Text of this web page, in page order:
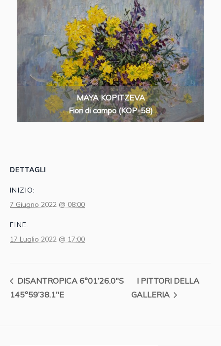
MAYA KOPITZEVA
Fiori di campo (KOP-58)
DETTAGLI
INIZIO:
7 Giugno 2022 @ 08:00
FINE:
17 Luglio 2022 @ 17:00
DISANTROPICA 6°01’26.0″S
145°59’38.1″E
I PITTORI DELLA
GALLERIA